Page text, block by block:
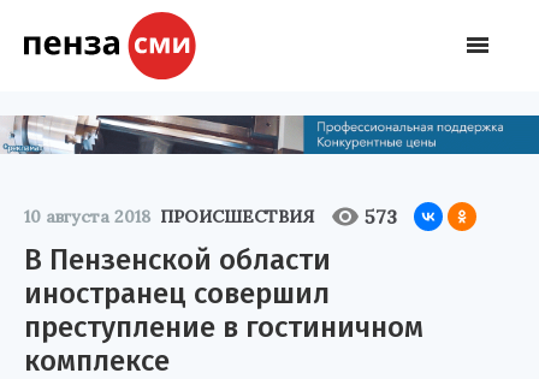
10 августа 2018 ПРОИСШЕСТВИЯ 573
В Пензенской области
иностранец совершил
преступление в гостиничном
комплексе